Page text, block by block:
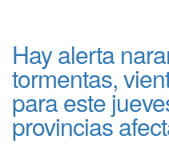
Hay alerta
tormentas,
para este
provincias